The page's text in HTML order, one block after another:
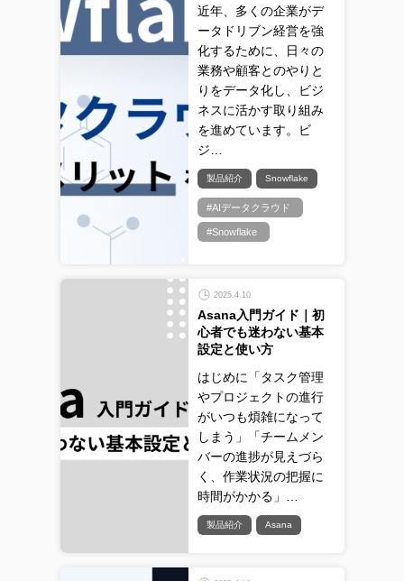
近年、多くの企業がデ
ータドリブン経営を強
化するために、日々の
業務や顧客とのやりと
りをデータ化し、ビジ
ネスに活かす取り組み
を進めています。ビ
ジ…
製品紹介 Snowflake
#AIデータクラウド
#Snowflake
2025.4.10
Asana入門ガイド｜初
心者でも迷わない基本
設定と使い方
はじめに「タスク管理
やプロジェクトの進行
がいつも煩雑になって
しまう」「チームメン
バーの進捗が見えづら
く、作業状況の把握に
時間がかかる」…
製品紹介 Asana